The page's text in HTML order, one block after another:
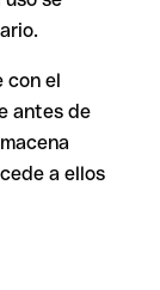
una
y, en caso
Esta
importes
con el
antes de
a ellos